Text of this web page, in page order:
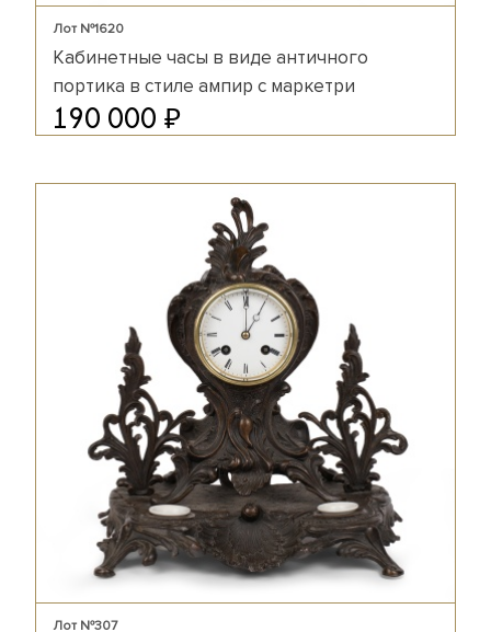
Лот №1620
Кабинетные часы в виде античного
портика в стиле ампир с маркетри
190 000 ₽
Лот №307